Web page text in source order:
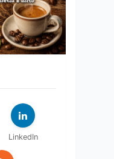
LinkedIn